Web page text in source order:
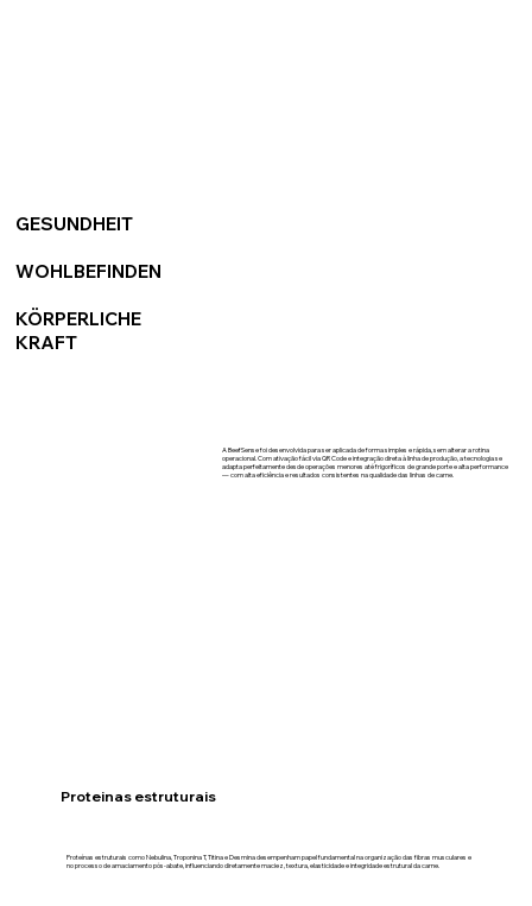
GESUNDHEIT
WOHLBEFINDEN
KÖRPERLICHE
KRAFT
A BeefSense foi desenvolvida para ser aplicada de forma simples e rápida, sem alterar a rotina
operacional. Com ativação fácil via QR Code e integração direta à linha de produção, a tecnologia se
adapta perfeitamente desde operações menores até frigoríficos de grande porte e alta performance
— com alta eficiência e resultados consistentes na qualidade das linhas de carne.
Proteinas estruturais
Proteínas estruturais como Nebulina, Troponina T, Titina e Desmina desempenham papel fundamental na organização das fibras musculares e
no processo de amaciamento pós-abate, influenciando diretamente maciez, textura, elasticidade e integridade estrutural da carne.